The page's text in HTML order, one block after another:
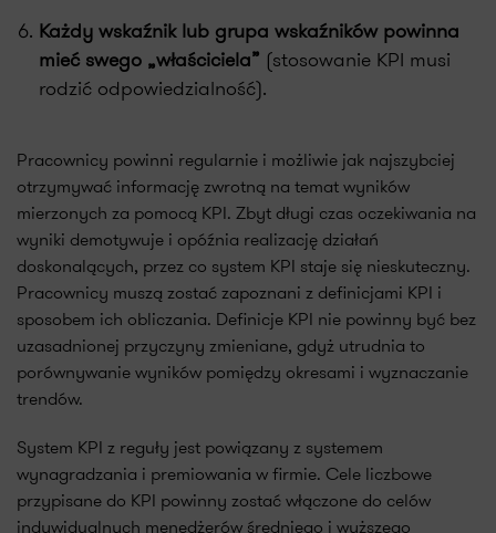
Każdy wskaźnik lub grupa wskaźników powinna
mieć swego „właściciela” (stosowanie KPI musi
rodzić odpowiedzialność).
Pracownicy powinni regularnie i możliwie jak najszybciej
otrzymywać informację zwrotną na temat wyników
mierzonych za pomocą KPI. Zbyt długi czas oczekiwania na
wyniki demotywuje i opóźnia realizację działań
doskonalących, przez co system KPI staje się nieskuteczny.
Pracownicy muszą zostać zapoznani z definicjami KPI i
sposobem ich obliczania. Definicje KPI nie powinny być bez
uzasadnionej przyczyny zmieniane, gdyż utrudnia to
porównywanie wyników pomiędzy okresami i wyznaczanie
trendów.
System KPI z reguły jest powiązany z systemem
wynagradzania i premiowania w firmie. Cele liczbowe
przypisane do KPI powinny zostać włączone do celów
indywidualnych menedżerów średniego i wyższego